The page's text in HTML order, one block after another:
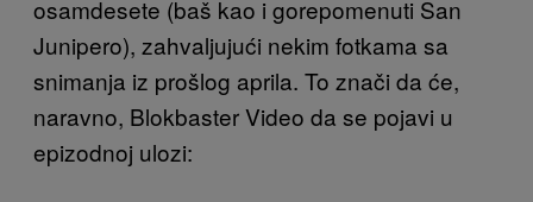
osamdesete (baš kao i gorepomenuti San
Junipero), zahvaljujući nekim fotkama sa
snimanja iz prošlog aprila. To znači da će,
naravno, Blokbaster Video da se pojavi u
epizodnoj ulozi: